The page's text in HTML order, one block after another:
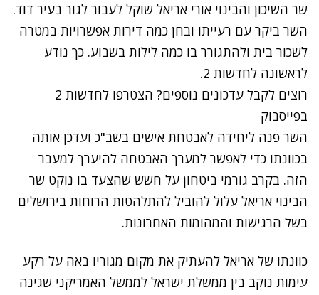
שר השיכון והבינוי אורי אריאל שוקל לעבור לגור בעיר דוד.
השר ביקר עם רעייתו ובחן כמה דירות אפשרויות במטרה
לשכור בית ולהתגורר בו כמה לילות בשבוע. כך נודע
לראשונה לחדשות 2.
רוצים לקבל עדכונים נוספים? הצטרפו לחדשות 2
בפייסבוק
השר פנה ליחידה לאבטחת אישים בשב"כ ועדכן אותה
בכוונתו כדי לאפשר למערך האבטחה להיערך למעבר
הזה. בקרב גורמי ביטחון על חשש שהצעד בו נוקט שר
הבינוי אריאל עלול להוביל להתלהטות הרוחות בירושלים
בשל הרגישות והמהומות האחרונות.
כוונתו של אריאל להעתיק את מקום מגוריו באה על רקע
עימות נוקב בין ממשלת ישראל לממשל האמריקני שגינה